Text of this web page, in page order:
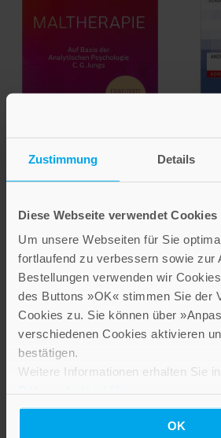
Zustimmung Details
Diese Webseite verwendet Cookies
Um unsere Webseiten für Sie
fortlaufend zu verbessern sowie zur
Bestellungen verwenden wir
des Buttons »OK« stimmen Sie der
Cookies zu. Sie können über
verschiedenen Cookies aktivieren
bestätigen.
Weitere Informationen erhalten Sie
OK
Psychologie C.G. Jungs
39,00 €
IN DEN WARENKORB